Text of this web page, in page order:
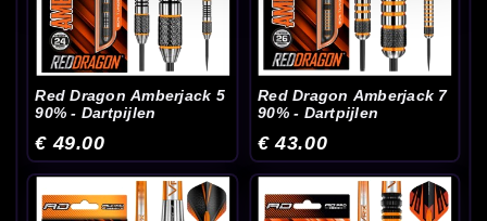
Red Dragon Amberjack 5
90% - Dartpijlen
€ 49.00
Red Dragon Amberjack 7
90% - Dartpijlen
€ 43.00